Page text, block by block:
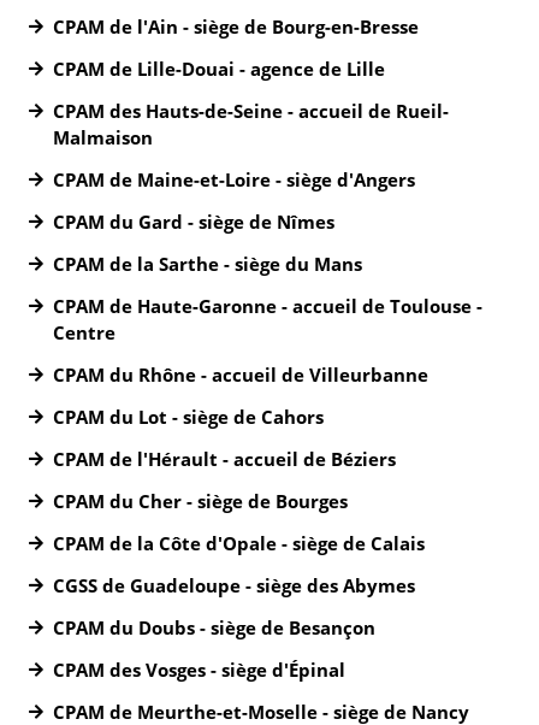
CPAM de l'Ain - siège de Bourg-en-Bresse
CPAM de Lille-Douai - agence de Lille
CPAM des Hauts-de-Seine - accueil de Rueil-
Malmaison
CPAM de Maine-et-Loire - siège d'Angers
CPAM du Gard - siège de Nîmes
CPAM de la Sarthe - siège du Mans
CPAM de Haute-Garonne - accueil de Toulouse -
Centre
CPAM du Rhône - accueil de Villeurbanne
CPAM du Lot - siège de Cahors
CPAM de l'Hérault - accueil de Béziers
CPAM du Cher - siège de Bourges
CPAM de la Côte d'Opale - siège de Calais
CGSS de Guadeloupe - siège des Abymes
CPAM du Doubs - siège de Besançon
CPAM des Vosges - siège d'Épinal
CPAM de Meurthe-et-Moselle - siège de Nancy